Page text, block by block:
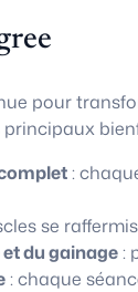
pour
:
se
du gainage:
: chaque